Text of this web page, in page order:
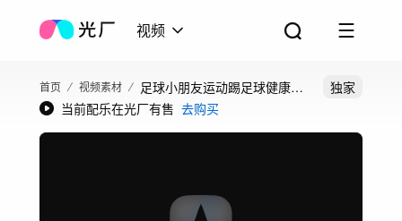
视频
首页 视频素材
足球小朋友运动踢足球健康成
长体育小孩校园
独家
当前配乐在光厂有售 去购买